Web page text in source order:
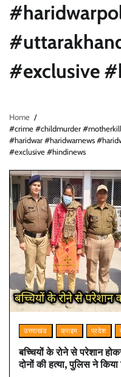
#exclusive
Home
#crime #childmurder
#haridwar #haridwarnews
#exclusive #hindinews
उत्तराखंड क्राइम प्रदेश
बच्चियों के रोने से परेशान
दोनों की हत्या, पुलिस ने किया